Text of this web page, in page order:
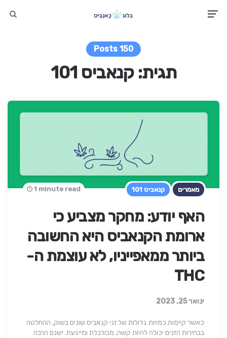
150 Posts
תגית:קנאביס 101
מאמרים קנאביס 101
האף יודע: מחקר מצביע כי
ארומת הקנאביס היא החשובה
ביותר ממאפייניו, לא עוצמת ה-
THC
ינואר 25, 2023
1 minute read
כאשר קיימות כמויות גדולות של זני קנאביס שונים בשוק, ההחלטה
בבחירות הזנים יכולה להיות קשה, מבולבלת ומייגעת. ישנם הרבה